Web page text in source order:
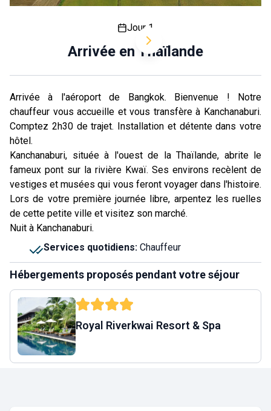
Jour 1
Arrivée en Thaïlande
Arrivée à l'aéroport de Bangkok. Bienvenue ! Notre
chauffeur vous accueille et vous transfère à Kanchanaburi.
Comptez 2h30 de trajet. Installation et détente dans votre
hôtel.
Kanchanaburi, située à l'ouest de la Thaïlande, abrite le
fameux pont sur la rivière Kwaï. Ses environs recèlent de
vestiges et musées qui vous feront voyager dans l'histoire.
Lors de votre première journée libre, arpentez les ruelles
de cette petite ville et visitez son marché.
Nuit à Kanchanaburi.
Services quotidiens: Chauffeur
Hébergements proposés pendant votre séjour
Royal Riverkwai Resort & Spa